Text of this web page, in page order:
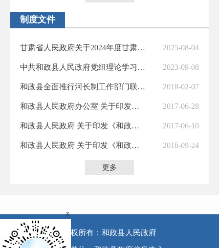
制度文件
甘肃省人民政府关于2024年度甘肃省专利奖励的决定 2025-08-04
中共和政县人民政府党组理论学习中心组学习制度 2023-09-08
和政县全面推行河长制工作部门联席会议制度（试行） 2018-02-07
和政县人民政府办公室 关于印发和政县残疾人就业保障金征收使用管理实施细则的通知 2017-06-28
和政县人民政府 关于印发《和政县特困人员救助供养实施办法》的通知 2017-06-10
和政县人民政府 关于印发《和政县县级储备粮管理办法》的通知 2016-09-24
更多
版权所有：和政县人民政府
x